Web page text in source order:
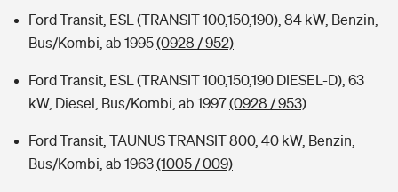
Ford Transit, ESL (TRANSIT 100,150,190), 84 kW, Benzin,
Bus/Kombi, ab 1995(0928 / 952)
Ford Transit, ESL (TRANSIT 100,150,190 DIESEL-D), 63
kW, Diesel, Bus/Kombi, ab 1997(0928 / 953)
Ford Transit, TAUNUS TRANSIT 800, 40 kW, Benzin,
Bus/Kombi, ab 1963(1005 / 009)